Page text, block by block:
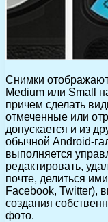
Снимки
Medium или Small
причем сделать
отмеченные или
допускается и из
обычной Android-
выполняется
редактировать,
почте, делиться
Facebook, Twitter),
создания
фото.